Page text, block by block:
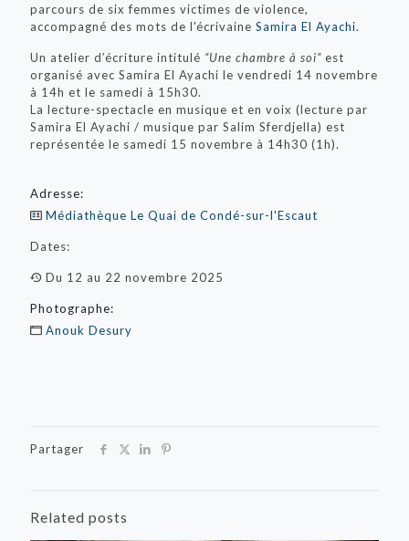
parcours de six femmes victimes de violence,
accompagné des mots de l'écrivaine Samira El Ayachi.
Un atelier d’écriture intitulé “Une chambre à soi” est
organisé avec Samira El Ayachi le vendredi 14 novembre
à 14h et le samedi à 15h30.
La lecture-spectacle en musique et en voix (lecture par
Samira El Ayachi / musique par Salim Sferdjella) est
représentée le samedi 15 novembre à 14h30 (1h).
Adresse:
Médiathèque Le Quai de Condé-sur-l'Escaut
Dates:
Du 12 au 22 novembre 2025
Photographe:
Anouk Desury
Partager
Related posts